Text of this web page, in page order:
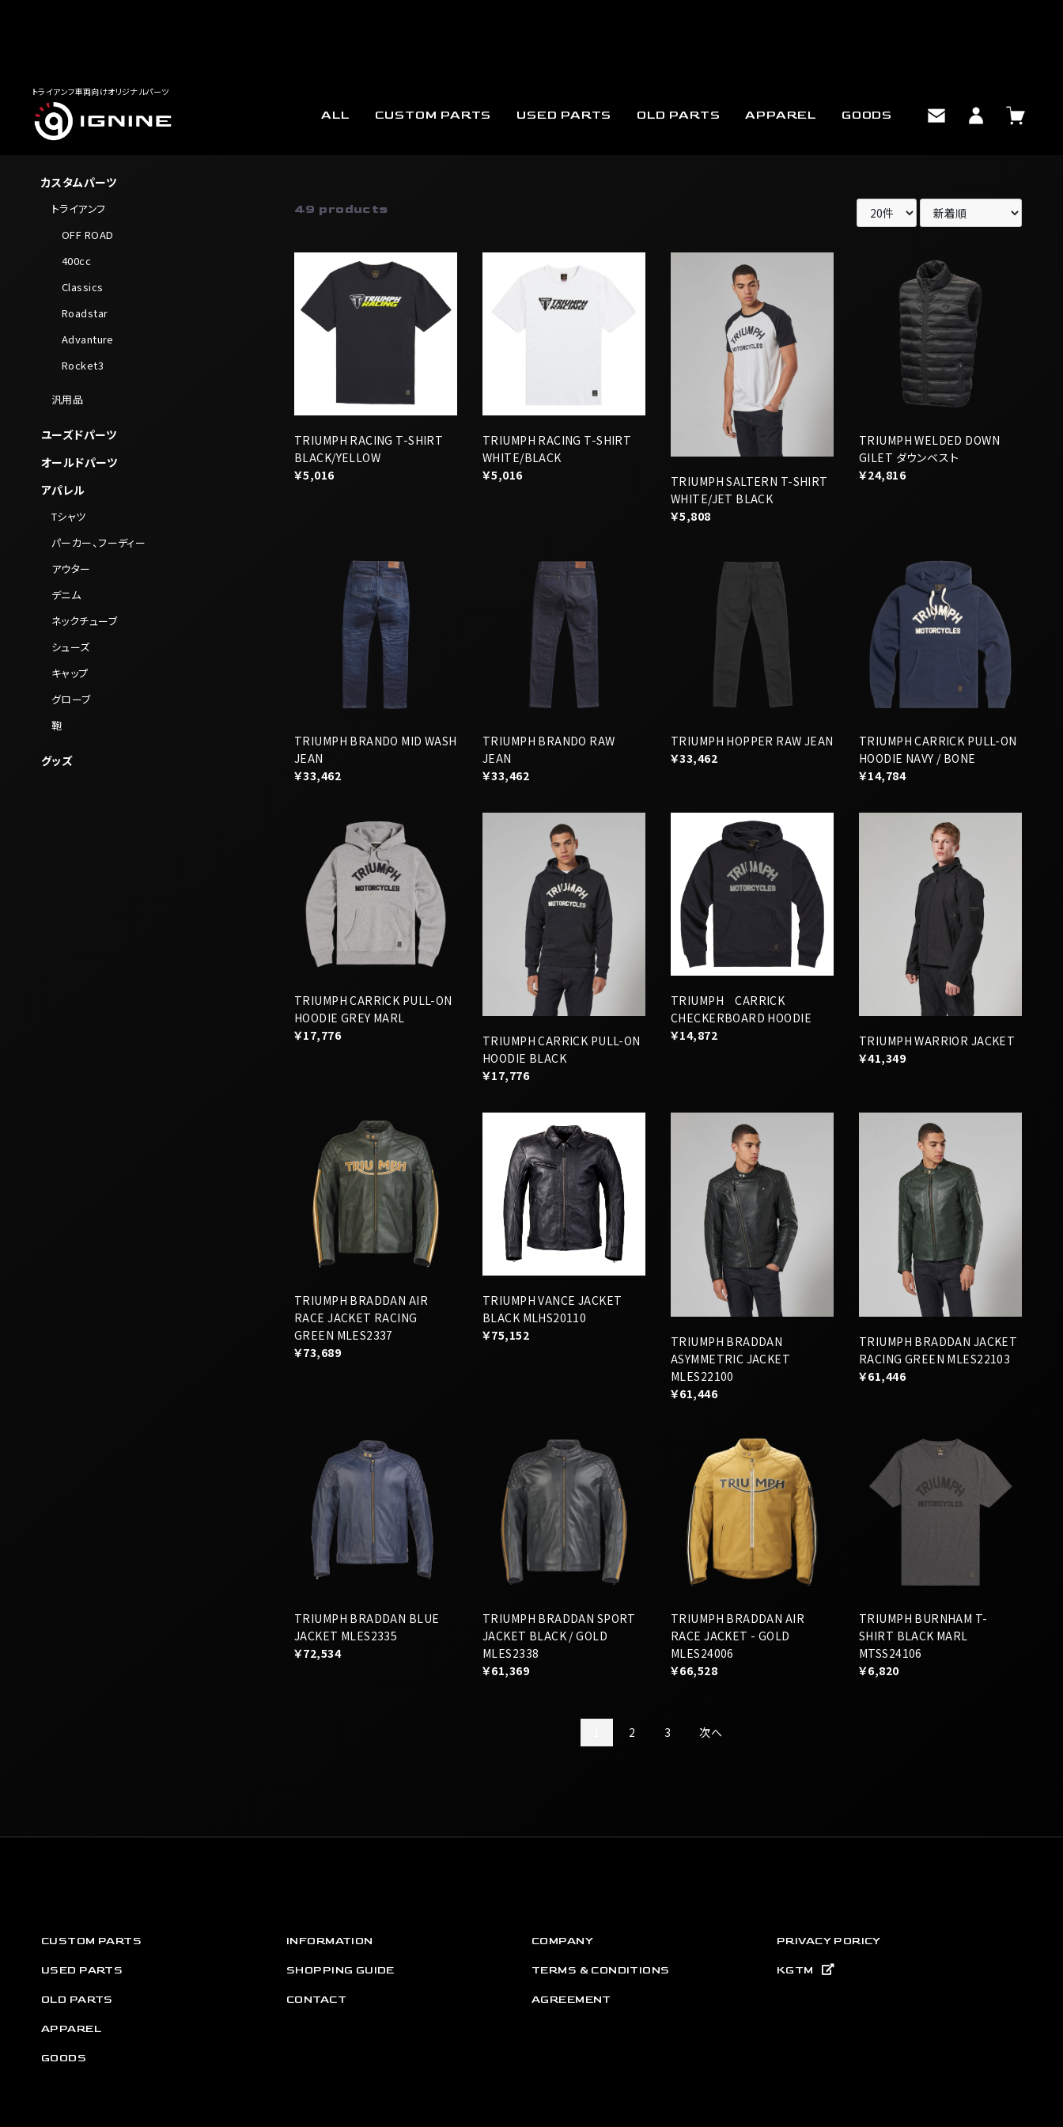
CATEGORY
カスタムパーツ
トライアンフ
OFF ROAD
400cc
Classics
Roadstar
Advanture
Rocket3
汎用品
ユーズドパーツ
オールドパーツ
アパレル
Tシャツ
パーカー、フーディー
アウター
デニム
ネックチューブ
シューズ
キャップ
グローブ
鞄
グッズ
49 products
TRIUMPH RACING T-SHIRT
BLACK/YELLOW
￥5,016
TRIUMPH RACING T-SHIRT
WHITE/BLACK
￥5,016
TRIUMPH SALTERN T-SHIRT
WHITE/JET BLACK
￥5,808
TRIUMPH WELDED DOWN
GILET ダウンベスト
￥24,816
TRIUMPH BRANDO MID WASH
JEAN
￥33,462
TRIUMPH BRANDO RAW
JEAN
￥33,462
TRIUMPH HOPPER RAW JEAN
￥33,462
TRIUMPH CARRICK PULL-ON
HOODIE NAVY / BONE
￥14,784
TRIUMPH CARRICK PULL-ON
HOODIE GREY MARL
￥17,776
TRIUMPH CARRICK PULL-ON
HOODIE BLACK
￥17,776
TRIUMPH CARRICK
CHECKERBOARD HOODIE
￥14,872
TRIUMPH WARRIOR JACKET
￥41,349
TRIUMPH BRADDAN AIR
RACE JACKET RACING
GREEN MLES2337
￥73,689
TRIUMPH VANCE JACKET
BLACK MLHS20110
￥75,152
TRIUMPH BRADDAN
ASYMMETRIC JACKET
MLES22100
￥61,446
TRIUMPH BRADDAN JACKET
RACING GREEN MLES22103
￥61,446
TRIUMPH BRADDAN BLUE
JACKET MLES2335
￥72,534
TRIUMPH BRADDAN SPORT
JACKET BLACK / GOLD
MLES2338
￥61,369
TRIUMPH BRADDAN AIR
RACE JACKET - GOLD
MLES24006
￥66,528
TRIUMPH BURNHAM T-
SHIRT BLACK MARL
MTSS24106
￥6,820
2 3 次へ
CUSTOM PARTS
USED PARTS
OLD PARTS
APPAREL
GOODS
INFORMATION
SHOPPING GUIDE
CONTACT
COMPANY
TERMS & CONDITIONS
AGREEMENT
PRIVACY PORICY
KGTM